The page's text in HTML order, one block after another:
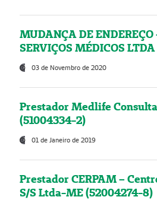
MUDANÇA DE
SERVIÇOS MÉDICOS
03 de Novembro de 2020
Prestador Medlife
(51004334-2)
01 de Janeiro de 2019
Prestador CERPAM –
S/S Ltda-ME (52004274-8)